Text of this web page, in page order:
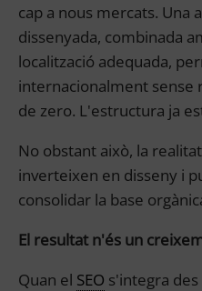
cap a nous mercats. Una
dissenyada, combinada
localització adequada,
internacionalment sense
de zero. L'estructura ja
No obstant això, la
inverteixen en disseny i
consolidar la base
El resultat n'és un
Quan el SEO s'integra